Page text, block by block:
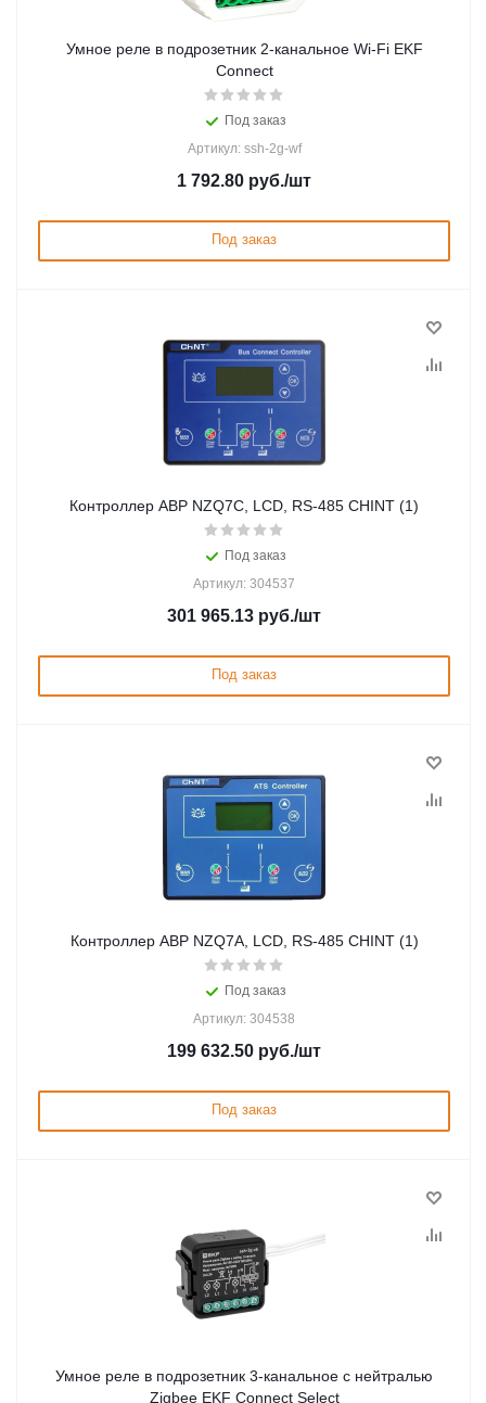
Умное реле в подрозетник 2-канальное Wi-Fi EKF
Connect
Под заказ
Артикул: ssh-2g-wf
1 792.80 руб./шт
Под заказ
Контроллер АВР NZQ7C, LCD, RS-485 CHINT (1)
Под заказ
Артикул: 304537
301 965.13 руб./шт
Под заказ
Контроллер АВР NZQ7A, LCD, RS-485 CHINT (1)
Под заказ
Артикул: 304538
199 632.50 руб./шт
Под заказ
Умное реле в подрозетник 3-канальное с нейтралью
Zigbee EKF Connect Select